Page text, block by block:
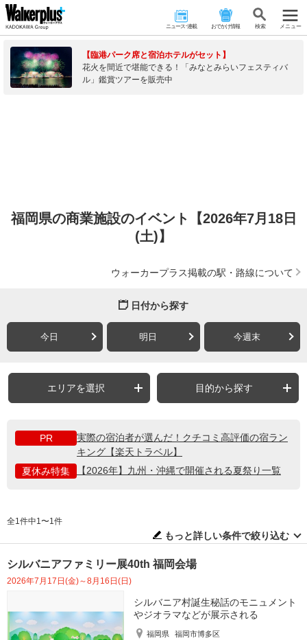
ニュース･連載 おでかけ情報 検 索 メニュー
【臨港パーク席と宿泊ホテルがセット】
花火を間近で堪能できる！「みなとみらいフェスティバ
ル」鑑賞ツアーを販売中
福岡県の商業施設のイベント【2026年7月18日
(土)】
ウォーカープラス掲載の駅・路線について
日付から探す
今日 明日 今週末
エリアを選択 目的から探す
PR
実際の宿泊者が選んだ！クチコミ高評価の宿ラン
キング【楽天トラベル】
夏休み特集
【2026年】九州・沖縄で開催される夏祭り一覧
全1件中1〜1件
もっと詳しい条件で絞り込む
シルバニアファミリー展40th 福岡会場
2026年7月17日(金)～8月16日(日)
シルバニア村誕生秘話のモニュメント
やジオラマなどが展示される
福岡県
福岡市博多区